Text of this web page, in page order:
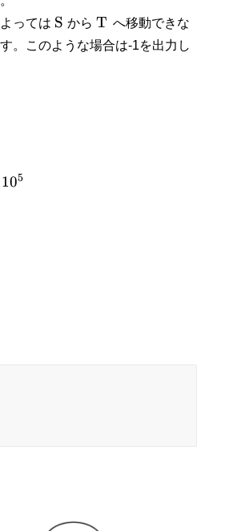
っては S から T へ移動できな
。このような場合は-1を出力し
105